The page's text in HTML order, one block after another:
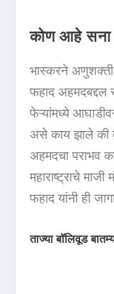
कोण आहे सना
भास्करने
फहाद अहमदबद्दल
फेऱ्यांमध्ये
असे काय झाले की
अहमदचा पराभव
महाराष्ट्राचे
फहाद यांनी ही
ताज्या बॉलिवूड